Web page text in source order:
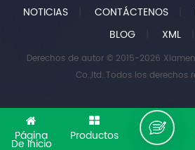
NOTICIAS
CONTÁCTENOS
BLOG
XML
Derechos de autor © 2015-2026
Co.,ltd..Todos los derechos
Página
De Inicio
Productos